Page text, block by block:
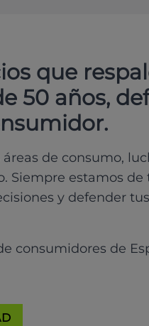
que
50 años,
de consumo,
Siempre estamos de
y defender
consumidores de